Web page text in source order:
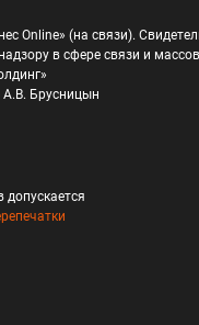
Online» (на связи).
в сфере связи и
А.В. Брусницын